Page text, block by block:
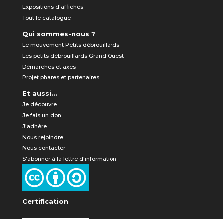
Expositions d'affiches
Tout le catalogue
Qui sommes-nous ?
Le mouvement Petits débrouillards
Les petits débrouillards Grand Ouest
Démarches et axes
Projet phares et partenaires
Et aussi...
Je découvre
Je fais un don
J'adhère
Nous rejoindre
Nous contacter
S'abonner à la lettre d'information
Certification